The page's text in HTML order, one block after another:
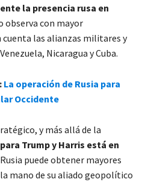
la presencia rusa en
observa con mayor
las alianzas militares y
Nicaragua y Cuba.
La operación de Rusia para
Occidente
y más allá de la
Trump y Harris está en
puede obtener mayores
mano de su aliado geopolítico